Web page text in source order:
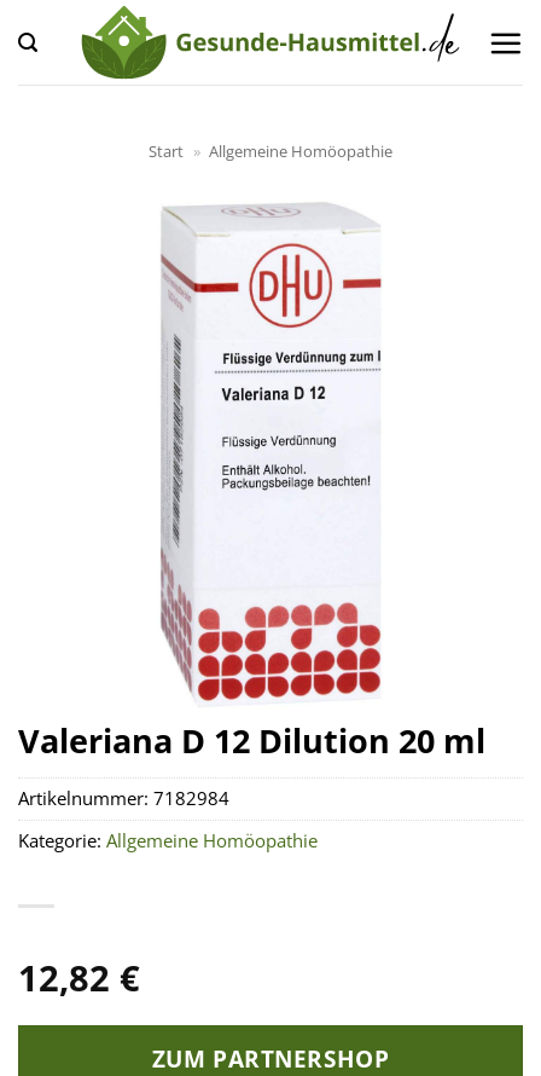
Inhalt
springen
Start » Allgemeine Homöopathie
Valeriana D 12 Dilution 20 ml
12,82 €
ZUM PARTNERSHOP
Artikelnummer: 7182984
Kategorie: Allgemeine Homöopathie